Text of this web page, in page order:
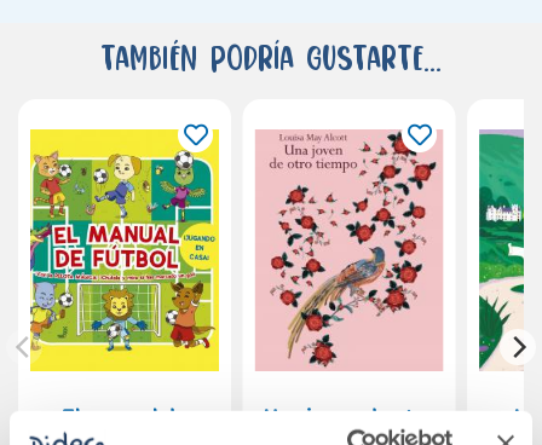
También podría gustarte...
El manual de
Una joven de otro